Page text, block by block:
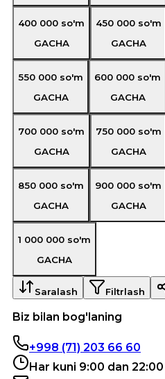
400 000 so'm
GACHA
450 000 so'm
GACHA
550 000 so'm
GACHA
600 000 so'm
GACHA
700 000 so'm
GACHA
750 000 so'm
GACHA
850 000 so'm
GACHA
900 000 so'm
GACHA
1 000 000 so'm
GACHA
Saralash Filtrlash
Biz bilan bog'laning
+998 (71) 203 66 60
Har kuni 9:00 dan